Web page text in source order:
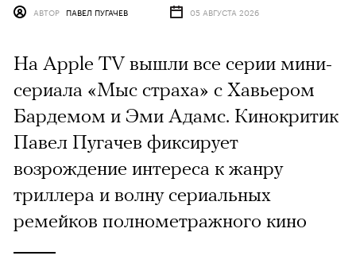
Кадр из сериала «Мыс страха»
ПАВЕЛ ПУГАЧЕВ 05 АВГУСТА 2026
На Apple TV вышли все серии мини-
сериала «Мыс страха» с Хавьером
Бардемом и Эми Адамс. Кинокритик
Павел Пугачев фиксирует